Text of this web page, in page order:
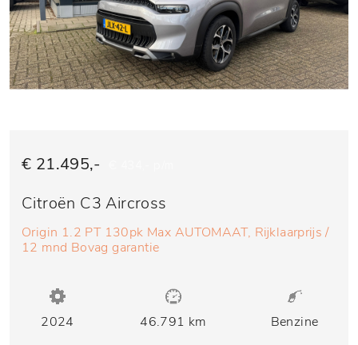
€ 21.495,-
Citroën C3 Aircross
Origin 1.2 PT 130pk Max AUTOMAAT, Rijklaarprijs /
12 mnd Bovag garantie
2024 46.791 km Benzine